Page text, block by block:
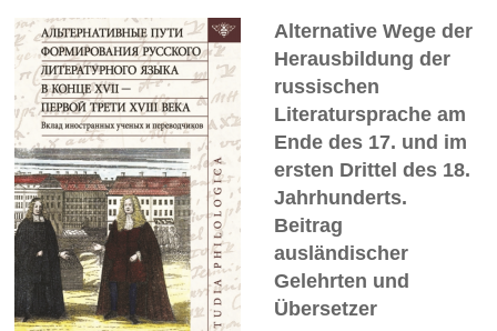
Alternative Wege der
Herausbildung der
russischen
Literatursprache am
Ende des 17. und im
ersten Drittel des 18.
Jahrhunderts.
Beitrag
ausländischer
Gelehrten und
Übersetzer